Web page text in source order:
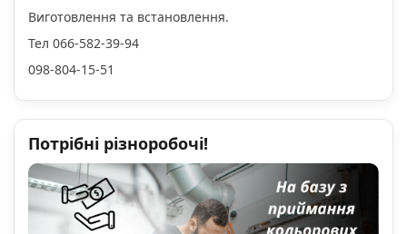
Виготовлення та встановлення.
Тел 066-582-39-94
098-804-15-51
Потрібні різноробочі!